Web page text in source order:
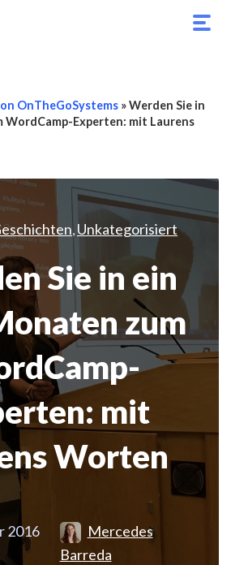
OnTheGoSystems »Werden Sie in
WordCamp-Experten: mit Laurens
, Unkategorisiert
Sie in ein
zum
mit
Worten
2016
Mercedes
Barreda